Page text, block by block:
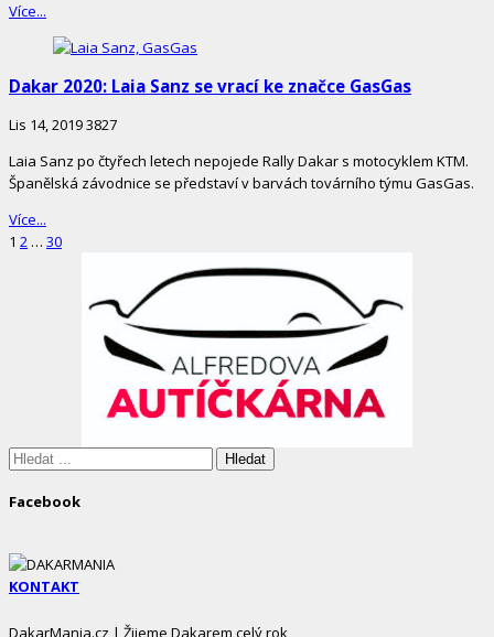
Více...
Dakar 2020: Laia Sanz se vrací ke značce GasGas
Lis 14, 20193827
Laia Sanz po čtyřech letech nepojede Rally Dakar s motocyklem KTM.
Španělská závodnice se představí v barvách továrního týmu GasGas.
Více...
Stránkování
Page
1 Page
2 … Page
30
Hledáte:
Facebook
KONTAKT